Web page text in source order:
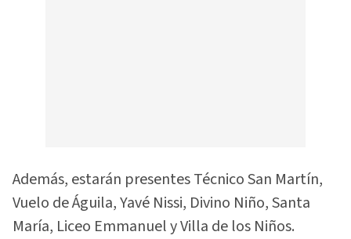
Además, estarán presentes Técnico San Martín,
Vuelo de Águila, Yavé Nissi, Divino Niño, Santa
María, Liceo Emmanuel y Villa de los Niños.